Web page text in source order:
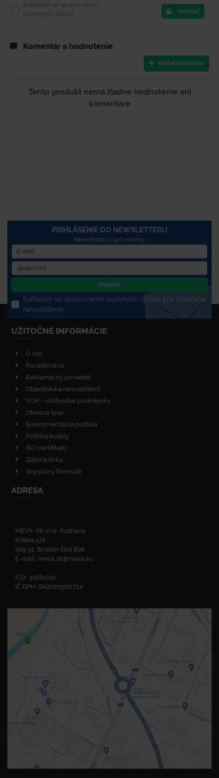
Súhlasím so spracovaním
osobných údajov.
Odoslať
Komentár a hodnotenie
Pridať komentár
Tento produkt nemá žiadne hodnotenie ani
komentáre
PRIHLÁSENIE DO NEWSLETTERU
Nenechajte si újsť novinky
Odoslať
Súhlasím so spracovaním osobných údajov pre zasielanie
newsletterov
UŽITOČNÉ INFORMÁCIE
O nás
Poradenstvo
Reklamačný poriadok
Objednávka newsletterů
VOP - obchodné podmienky
Obnova lesa
Enviromentálna politika
Politika kvality
ISO certifikáty
Zelená linka
Dopytový formulár
ADRESA
MEVA-SK s.r.o. Rožňava
Krátka 574
049 51, Brzotín časť Bak
E-mail: meva.sk@meva.eu
IČO: 31681051
IČ DPH: SK2020500724